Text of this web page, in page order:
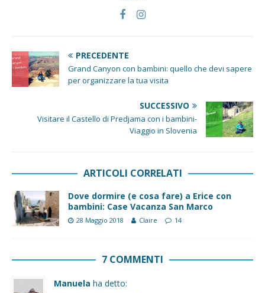
PRECEDENTE
Grand Canyon con bambini: quello che devi sapere
per organizzare la tua visita
SUCCESSIVO
Visitare il Castello di Predjama con i bambini-
Viaggio in Slovenia
ARTICOLI CORRELATI
Dove dormire (e cosa fare) a Erice con
bambini: Case Vacanza San Marco
28 Maggio 2018 Claire 14
7 COMMENTI
Manuela ha detto: